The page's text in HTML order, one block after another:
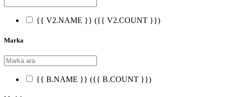
{{ V2.NAME }} ({{ V2.COUNT }})
Marka
{{ B.NAME }} ({{ B.COUNT }})